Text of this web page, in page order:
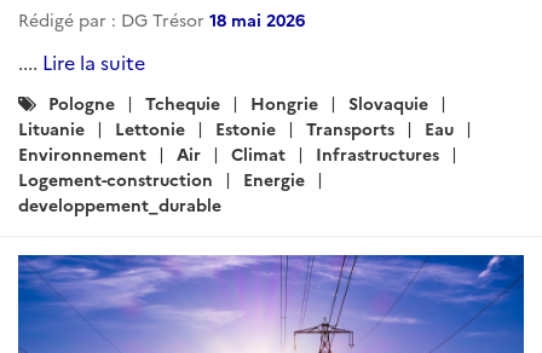
Rédigé par : DG Trésor 18 mai 2026
.... Lire la suite
Catégories
:
Pologne Tchequie Hongrie
Slovaquie
Lituanie
Lettonie Estonie Transports
Eau
Environnement
Air Climat
Infrastructures
Logement-construction
Energie
developpement_durable